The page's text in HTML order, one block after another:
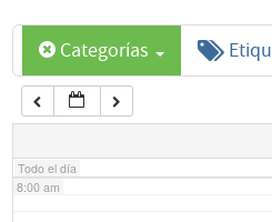
Categorías
Todo el día
6:00 am
7:00 am
8:00 am